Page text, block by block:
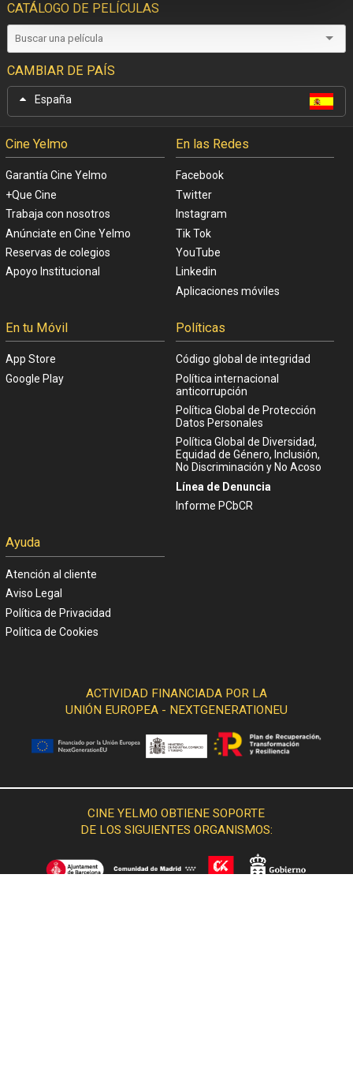
CATÁLOGO DE PELÍCULAS
CAMBIAR DE PAÍS
España
Cine Yelmo
Garantía Cine Yelmo
+Que Cine
Trabaja con nosotros
Anúnciate en Cine Yelmo
Reservas de colegios
Apoyo Institucional
En las Redes
Facebook
Twitter
Instagram
Tik Tok
YouTube
Linkedin
Aplicaciones móviles
En tu Móvil
App Store
Google Play
Políticas
Código global de integridad
Política internacional
anticorrupción
Política Global de Protección
Datos Personales
Política Global de Diversidad,
Equidad de Género, Inclusión,
No Discriminación y No Acoso
Línea de Denuncia
Informe PCbCR
Ayuda
Atención al cliente
Aviso Legal
Política de Privacidad
Politica de Cookies
ACTIVIDAD FINANCIADA POR LA
UNIÓN EUROPEA - NEXTGENERATIONEU
CINE YELMO OBTIENE SOPORTE
DE LOS SIGUIENTES ORGANISMOS: